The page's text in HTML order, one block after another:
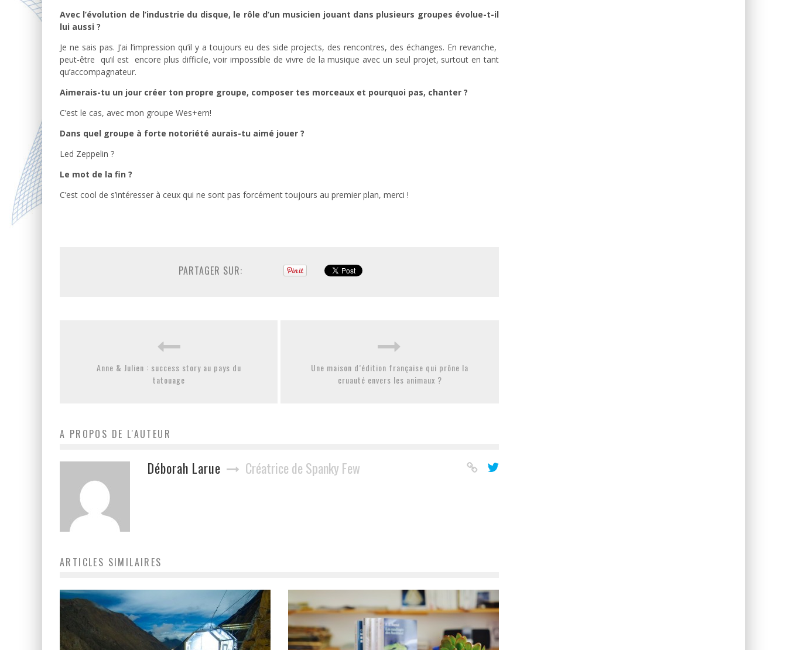
Avec l’évolution de l’industrie du disque, le rôle d’un musicien jouant dans plusieurs groupes évolue-t-il
lui aussi ?
Je ne sais pas. J’ai l’impression qu’il y a toujours eu des side projects, des rencontres, des échanges. En revanche,
peut-être qu’il est encore plus difficile, voir impossible de vivre de la musique avec un seul projet, surtout en tant
qu’accompagnateur.
Aimerais-tu un jour créer ton propre groupe, composer tes morceaux et pourquoi pas, chanter ?
C’est le cas, avec mon groupe Wes+ern!
Dans quel groupe à forte notoriété aurais-tu aimé jouer ?
Led Zeppelin ?
Le mot de la fin ?
C’est cool de s’intéresser à ceux qui ne sont pas forcément toujours au premier plan, merci !
PARTAGER SUR:
Anne & Julien : success story au pays du
tatouage
Une maison d’édition française qui prône la
cruauté envers les animaux ?
A PROPOS DE L'AUTEUR
Déborah Larue Créatrice de Spanky Few
ARTICLES SIMILAIRES